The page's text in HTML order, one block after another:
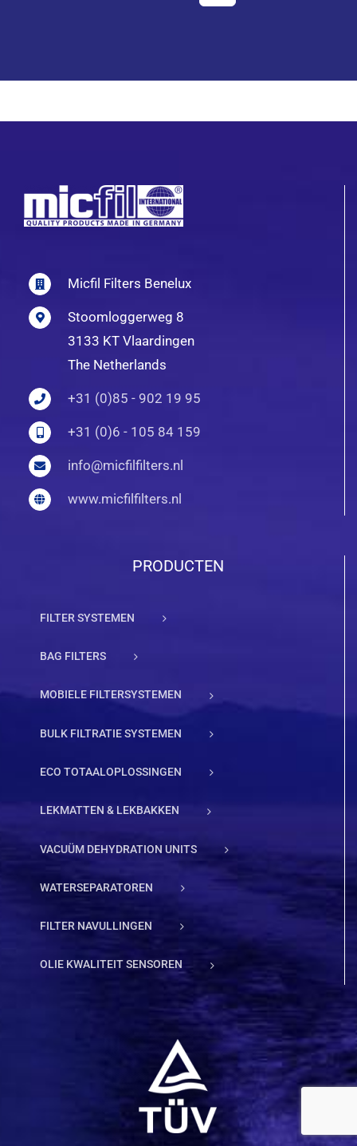
Micfil Filters Benelux
Stoomloggerweg 8
3133 KT Vlaardingen
The Netherlands
+31 (0)85 - 902 19 95
+31 (0)6 - 105 84 159
info@micfilfilters.nl
www.micfilfilters.nl
PRODUCTEN
FILTER SYSTEMEN
BAG FILTERS
MOBIELE FILTERSYSTEMEN
BULK FILTRATIE SYSTEMEN
ECO TOTAALOPLOSSINGEN
LEKMATTEN & LEKBAKKEN
VACUÜM DEHYDRATION UNITS
WATERSEPARATOREN
FILTER NAVULLINGEN
OLIE KWALITEIT SENSOREN